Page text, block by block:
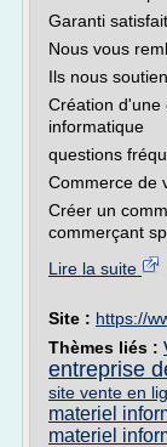
Garanti
Nous vous
Ils nous
Création d'une
informatique
questions
Commerce de
Créer un
commerçant
Lire la suite
Site : https://
Thèmes liés :
entreprise
site vente en
materiel
materiel